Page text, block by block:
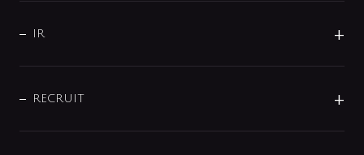
配管システム
バス・空調周辺用品
じぶんシャワーが見つかる
会社概要
事業所案内
よくあるご質問
データダウンロード
IR
IRニュース
RECRUIT